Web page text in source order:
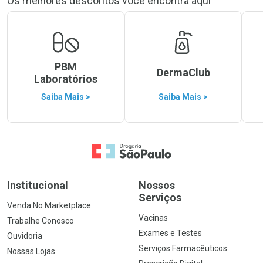
PBM
Laboratórios
Saiba Mais >
DermaClub
Saiba Mais >
Ir para a Home
Institucional
Venda No Marketplace
Trabalhe Conosco
Ouvidoria
Nossas Lojas
Nossos
Serviços
Vacinas
Exames e Testes
Serviços Farmacêuticos